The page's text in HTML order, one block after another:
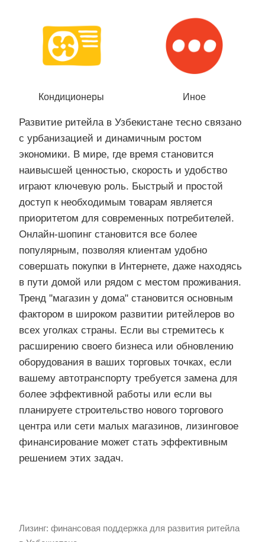
Кондиционеры Иное
Развитие ритейла в Узбекистане тесно связано
с урбанизацией и динамичным ростом
экономики. В мире, где время становится
наивысшей ценностью, скорость и удобство
играют ключевую роль. Быстрый и простой
доступ к необходимым товарам является
приоритетом для современных потребителей.
Онлайн-шопинг становится все более
популярным, позволяя клиентам удобно
совершать покупки в Интернете, даже находясь
в пути домой или рядом с местом проживания.
Тренд "магазин у дома" становится основным
фактором в широком развитии ритейлеров во
всех уголках страны. Если вы стремитесь к
расширению своего бизнеса или обновлению
оборудования в ваших торговых точках, если
вашему автотранспорту требуется замена для
более эффективной работы или если вы
планируете строительство нового торгового
центра или сети малых магазинов, лизинговое
финансирование может стать эффективным
решением этих задач.
Лизинг: финансовая поддержка для развития ритейла